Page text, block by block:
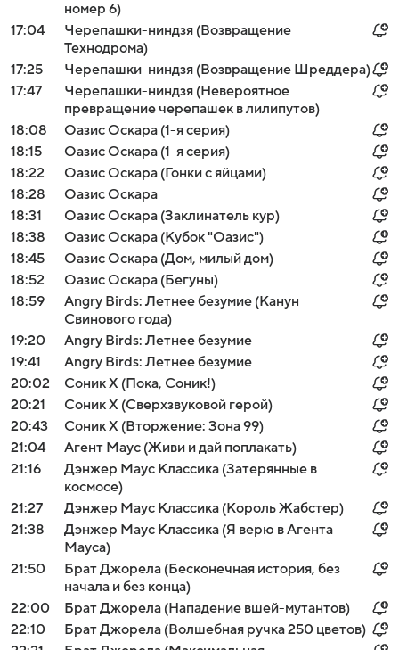
номер 6)
17:04
Черепашки-ниндзя (Возвращение
Технодрома)
17:25
Черепашки-ниндзя (Возвращение Шреддера)
17:47
Черепашки-ниндзя (Невероятное
превращение черепашек в лилипутов)
18:08
Оазис Оскара (1-я серия)
18:15
Оазис Оскара (1-я серия)
18:22
Оазис Оскара (Гонки с яйцами)
18:28
Оазис Оскара
18:31
Оазис Оскара (Заклинатель кур)
18:38
Оазис Оскара (Кубок "Оазис")
18:45
Оазис Оскара (Дом, милый дом)
18:52
Оазис Оскара (Бегуны)
18:59
Angry Birds: Летнее безумие (Канун
Свинового года)
19:20
Angry Birds: Летнее безумие
19:41
Angry Birds: Летнее безумие
20:02
Соник Х (Пока, Соник!)
20:21
Соник Х (Сверхзвуковой герой)
20:43
Соник Х (Вторжение: Зона 99)
21:04
Агент Маус (Живи и дай поплакать)
21:16
Дэнжер Маус Классика (Затерянные в
космосе)
21:27
Дэнжер Маус Классика (Король Жабстер)
21:38
Дэнжер Маус Классика (Я верю в Агента
Мауса)
21:50
Брат Джорела (Бесконечная история, без
начала и без конца)
22:00
Брат Джорела (Нападение вшей-мутантов)
22:10
Брат Джорела (Волшебная ручка 250 цветов)